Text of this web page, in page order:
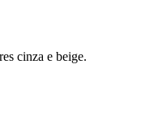
cinza e beige.